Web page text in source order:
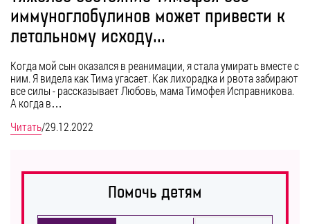
иммуноглобулинов может привести к
летальному исходу...
Когда мой сын оказался в реанимации, я стала умирать вместе с
ним. Я видела как Тима угасает. Как лихорадка и рвота забирают
все силы - рассказывает Любовь, мама Тимофея Исправникова.
А когда в…
Читать/29.12.2022
Помочь детям